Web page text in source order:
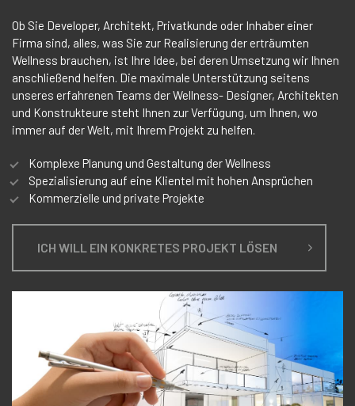
Ob Sie Developer, Architekt, Privatkunde oder Inhaber einer
Firma sind, alles, was Sie zur Realisierung der erträumten
Wellness brauchen, ist Ihre Idee, bei deren Umsetzung wir Ihnen
anschließend helfen. Die maximale Unterstützung seitens
unseres erfahrenen Teams der Wellness- Designer, Architekten
und Konstrukteure steht Ihnen zur Verfügung, um Ihnen, wo
immer auf der Welt, mit Ihrem Projekt zu helfen.
Komplexe Planung und Gestaltung der Wellness
Spezialisierung auf eine Klientel mit hohen Ansprüchen
Kommerzielle und private Projekte
ICH WILL EIN KONKRETES PROJEKT LÖSEN